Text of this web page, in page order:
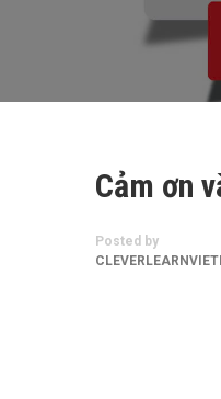
Cảm ơn
Posted by